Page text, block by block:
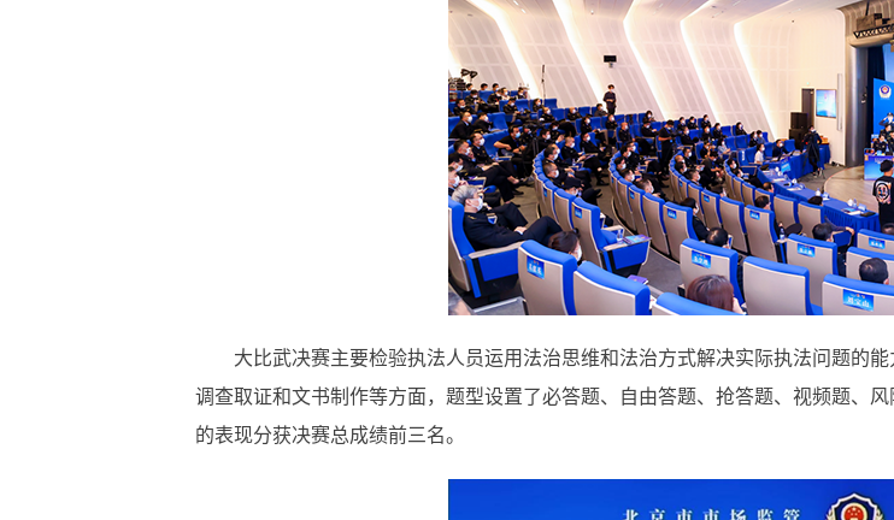
大比武决赛主要检验执法人员运用法治思维和法治方式解决实际执法问题的
调查取证和文书制作等方面，题型设置了必答题、自由答题、抢答题、视频题、
的表现分获决赛总成绩前三名。